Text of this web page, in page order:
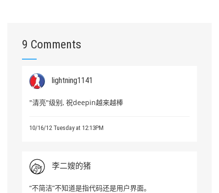
9 Comments
lightning1141
"清亮"级别, 祝deepin越来越棒
10/16/12 Tuesday at 12:13PM
李二嫂的猪
“不简洁”不知道是指代码还是用户界面。